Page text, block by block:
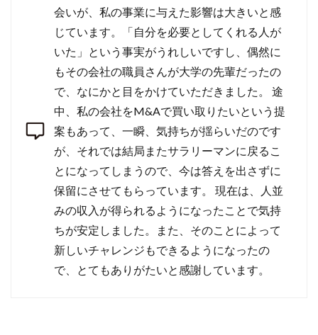
会いが、私の事業に与えた影響は大きいと感
じています。「自分を必要としてくれる人が
いた」という事実がうれしいですし、偶然に
もその会社の職員さんが大学の先輩だったの
で、なにかと目をかけていただきました。 途
中、私の会社をM&Aで買い取りたいという提
案もあって、一瞬、気持ちが揺らいだのです
が、それでは結局またサラリーマンに戻るこ
とになってしまうので、今は答えを出さずに
保留にさせてもらっています。 現在は、人並
みの収入が得られるようになったことで気持
ちが安定しました。また、そのことによって
新しいチャレンジもできるようになったの
で、とてもありがたいと感謝しています。